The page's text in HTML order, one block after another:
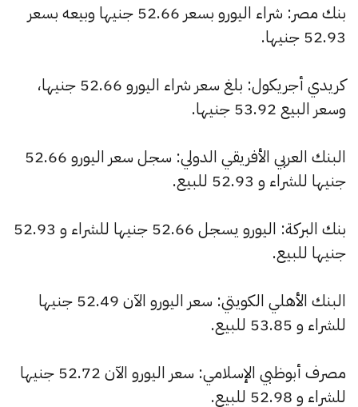
بنك مصر: شراء اليورو بسعر 52.66 جنيها وبيعه بسعر
52.93 جنيها.
كريدي أجريكول: بلغ سعر شراء اليورو 52.66 جنيها،
وسعر البيع 53.92 جنيها.
البنك العربي الأفريقي الدولي: سجل سعر اليورو 52.66
جنيها للشراء و 52.93 للبيع.
بنك البركة: اليورو يسجل 52.66 جنيها للشراء و 52.93
جنيها للبيع.
البنك الأهلي الكويتي: سعر اليورو الآن 52.49 جنيها
للشراء و 53.85 للبيع.
مصرف أبوظبي الإسلامي: سعر اليورو الآن 52.72 جنيها
للشراء و 52.98 للبيع.